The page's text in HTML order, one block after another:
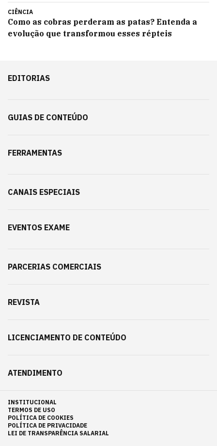
CIÊNCIA
Como as cobras perderam as patas? Entenda a
evolução que transformou esses répteis
EDITORIAS
GUIAS DE CONTEÚDO
FERRAMENTAS
CANAIS ESPECIAIS
EVENTOS EXAME
PARCERIAS COMERCIAIS
REVISTA
LICENCIAMENTO DE CONTEÚDO
ATENDIMENTO
INSTITUCIONAL
TERMOS DE USO
POLÍTICA DE COOKIES
POLÍTICA DE PRIVACIDADE
LEI DE TRANSPARÊNCIA SALARIAL